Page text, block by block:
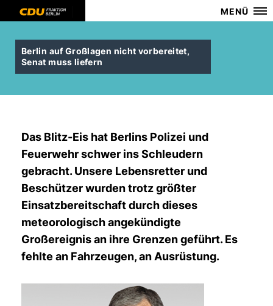
MENÜ
Berlin auf Großlagen nicht vorbereitet,
Senat muss liefern
Das Blitz-Eis hat Berlins Polizei und
Feuerwehr schwer ins Schleudern
gebracht. Unsere Lebensretter und
Beschützer wurden trotz größter
Einsatzbereitschaft durch dieses
meteorologisch angekündigte
Großereignis an ihre Grenzen geführt. Es
fehlte an Fahrzeugen, an Ausrüstung.